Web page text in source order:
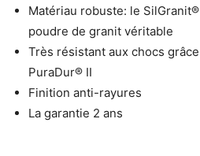
Matériau robuste: le
poudre de granit véritable
Très résistant aux chocs
PuraDur® II
Finition anti-rayures
La garantie 2 ans